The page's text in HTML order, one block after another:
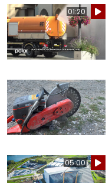
01:20
05:00